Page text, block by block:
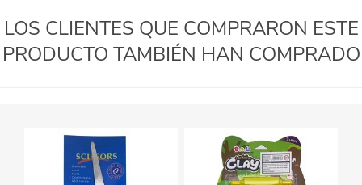
LOS CLIENTES QUE COMPRARON ESTE
PRODUCTO TAMBIÉN HAN COMPRADO